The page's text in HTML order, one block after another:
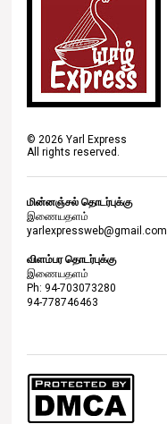
© 2026 Yarl Express
All rights reserved.
மின்னஞ்சல் தொடர்புக்கு
இணையதளம்
yarlexpressweb@gmail.com
விளம்பர தொடர்புக்கு
இணையதளம்
Ph: 94-703073280
94-778746463